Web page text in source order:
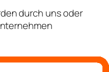
durch uns oder